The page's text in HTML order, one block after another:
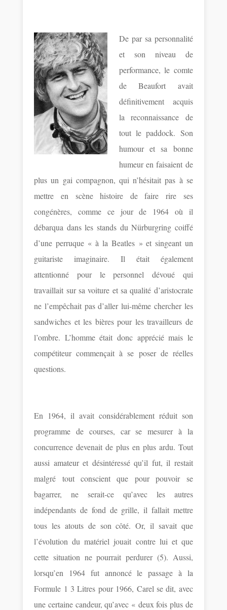
De par sa personnalité
et son niveau de
performance, le comte
de Beaufort avait
définitivement acquis
la reconnaissance de
tout le paddock. Son
humour et sa bonne
humeur en faisaient de
plus un gai compagnon, qui n’hésitait pas à se
mettre en scène histoire de faire rire ses
congénères, comme ce jour de 1964 où il
débarqua dans les stands du Nürburgring coiffé
d’une perruque « à la Beatles » et singeant un
guitariste imaginaire. Il était également
attentionné pour le personnel dévoué qui
travaillait sur sa voiture et sa qualité d’aristocrate
ne l’empêchait pas d’aller lui-même chercher les
sandwiches et les bières pour les travailleurs de
l’ombre. L’homme était donc apprécié mais le
compétiteur commençait à se poser de réelles
questions.
En 1964, il avait considérablement réduit son
programme de courses, car se mesurer à la
concurrence devenait de plus en plus ardu. Tout
aussi amateur et désintéressé qu’il fut, il restait
malgré tout conscient que pour pouvoir se
bagarrer, ne serait-ce qu’avec les autres
indépendants de fond de grille, il fallait mettre
tous les atouts de son côté. Or, il savait que
l’évolution du matériel jouait contre lui et que
cette situation ne pourrait perdurer (5). Aussi,
lorsqu’en 1964 fut annoncé le passage à la
Formule 1 3 Litres pour 1966, Carel se dit, avec
une certaine candeur, qu’avec « deux fois plus de